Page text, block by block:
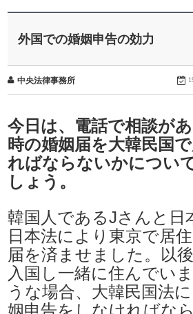
外国での婚姻申告の効力
中央法律事務所
今日は、電話で相談が
時の婚姻届を大韓民国
ればならないかについ
しょう。
韓国人であるJさんと日
日本法により東京で居
届を済ませました。以
入国し一緒に住んでい
うな場合、大韓民国法